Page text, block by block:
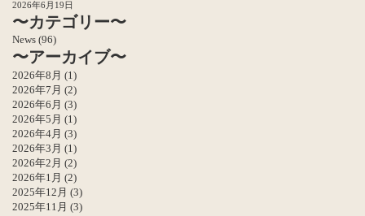
2026年6月19日
〜カテゴリー〜
News (96)
〜アーカイブ〜
2026年8月 (1)
2026年7月 (2)
2026年6月 (3)
2026年5月 (1)
2026年4月 (3)
2026年3月 (1)
2026年2月 (2)
2026年1月 (2)
2025年12月 (3)
2025年11月 (3)